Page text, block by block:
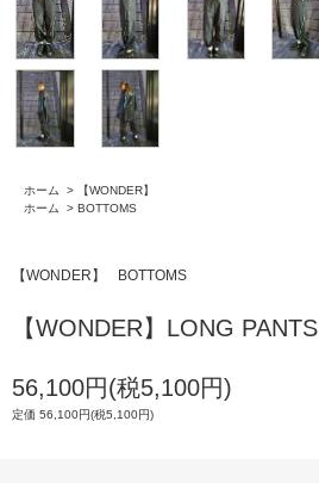
ホーム >
【WONDER】
ホーム
> BOTTOMS
【WONDER】 BOTTOMS
【WONDER】LONG PANTS
56,100円(税5,100円)
定価 56,100円(税5,100円)